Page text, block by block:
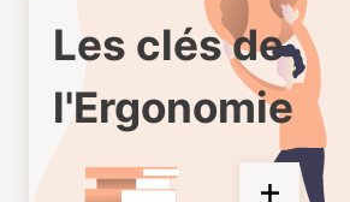
Les clés de
l'Ergonomie